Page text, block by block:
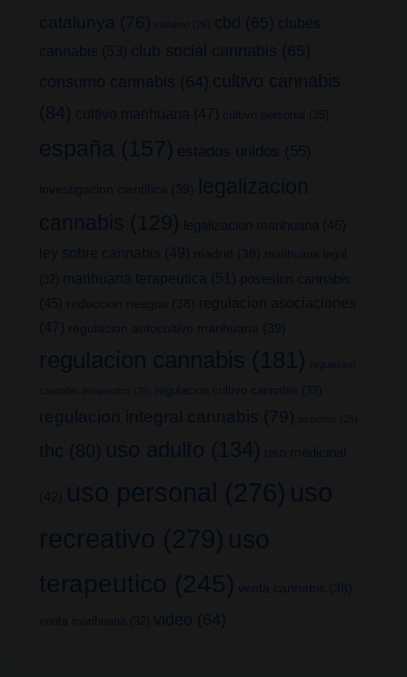
catalunya (76) cañamo (26) cbd (65) clubes
cannabis (53) club social cannabis (65)
consumo cannabis (64) cultivo cannabis
(84) cultivo marihuana (47) cultivo personal (35)
españa (157) estados unidos (55)
investigacion cientifica (39)
legalizacion
cannabis (129) legalizacion marihuana (46)
ley sobre cannabis (49) madrid (38)
marihuana legal
(32)
marihuana terapeutica (51) posesion cannabis
(45) reduccion riesgos (38)
regulacion asociaciones
(47) regulacion autocultivo marihuana (39)
regulacion cannabis (181) regulacion
cannabis terapeutico (25) regulacion cultivo cannabis (33)
regulacion integral cannabis (79) terpenos (25)
thc (80) uso adulto (134) uso medicinal
(42) uso personal (276) uso
recreativo (279) uso
terapeutico (245) venta cannabis (38)
venta marihuana (32) video (64)